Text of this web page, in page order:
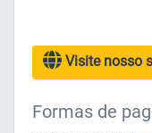
Visite nosso
Formas de